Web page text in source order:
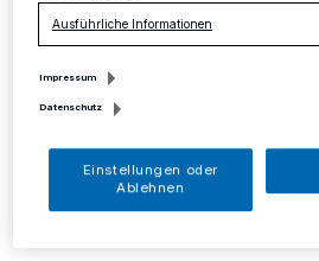
Mettmann·Aufgrund von
Parkplatz an der
Hausnummer 43) am Mittwoch,
16. März, gesperrt.
10.03.2017 , 15:26 Uhr Eine
Ausführliche Informationen
Impressum
Datenschutz
Einstellungen oder
Ablehnen